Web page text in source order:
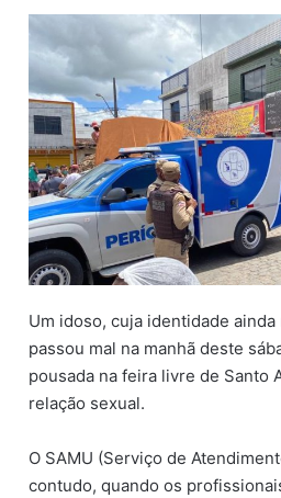
e
u
m
e
-
m
a
l
Um idoso, cuja identidade
passou mal na manhã deste
pousada na feira livre de Santo
relação sexual.
O SAMU (Serviço de
contudo, quando os